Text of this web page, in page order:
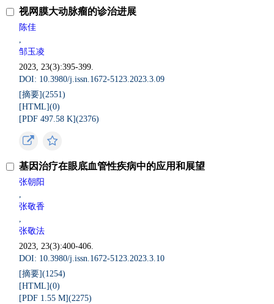
视网膜大动脉瘤的诊治进展
陈佳
,
邹玉凌
2023, 23(3):395-399.
DOI: 10.3980/j.issn.1672-5123.2023.3.09
[摘要](2551)
[HTML](0)
[PDF 497.58 K](2376)
基因治疗在眼底血管性疾病中的应用和展望
张朝阳
,
张敬香
,
张敬法
2023, 23(3):400-406.
DOI: 10.3980/j.issn.1672-5123.2023.3.10
[摘要](1254)
[HTML](0)
[PDF 1.55 M](2275)